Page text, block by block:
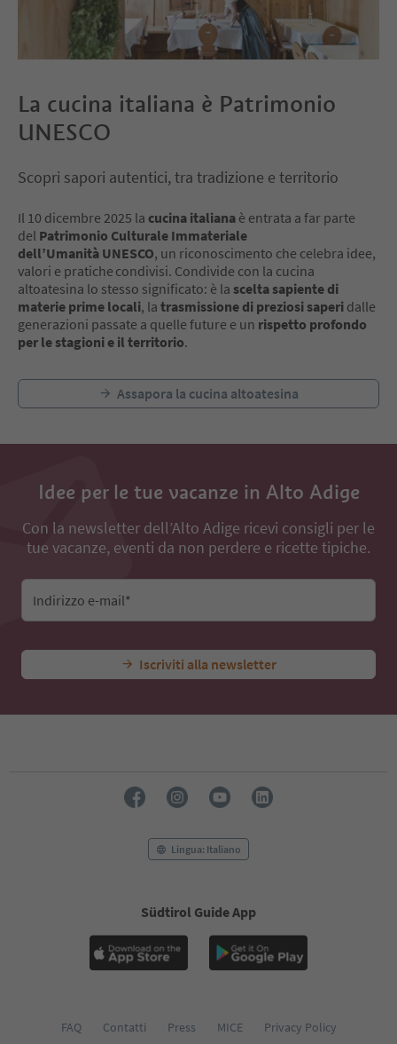
La cucina italiana è Patrimonio
UNESCO
Scopri sapori autentici, tra tradizione e territorio
Il 10 dicembre 2025 la cucina italiana è entrata a far parte
del Patrimonio Culturale Immateriale
dell’Umanità UNESCO, un riconoscimento che celebra idee,
valori e pratiche condivisi. Condivide con la cucina
altoatesina lo stesso significato: è la scelta sapiente di
materie prime locali, la trasmissione di preziosi saperi dalle
generazioni passate a quelle future e un rispetto profondo
per le stagioni e il territorio.
Assapora la cucina altoatesina
Idee per le tue vacanze in Alto Adige
Con la newsletter dell’Alto Adige ricevi consigli per le
tue vacanze, eventi da non perdere e ricette tipiche.
Indirizzo e-mail*
Iscriviti alla newsletter
Lingua: Italiano
Südtirol Guide App
FAQ Contatti Press MICE
Privacy Policy